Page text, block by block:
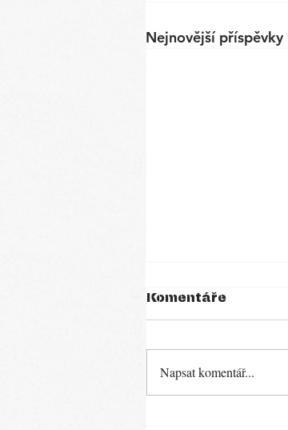
Nejnovější příspěvky
Minestrone
Komentáře
Napsat komentář...